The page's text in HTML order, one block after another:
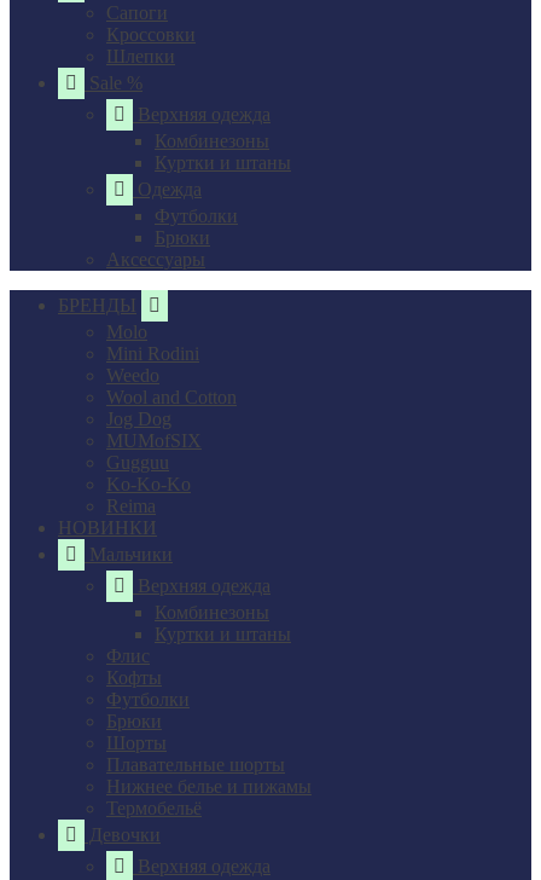
Сапоги
Кроссовки
Шлепки
Sale %
Верхняя одежда
Комбинезоны
Куртки и штаны
Одежда
Футболки
Брюки
Аксессуары
БРЕНДЫ
Molo
Mini Rodini
Weedo
Wool and Cotton
Jog Dog
MUMofSIX
Gugguu
Ko-Ko-Ko
Reima
НОВИНКИ
Мальчики
Верхняя одежда
Комбинезоны
Куртки и штаны
Флис
Кофты
Футболки
Брюки
Шорты
Плавательные шорты
Нижнее белье и пижамы
Термобельё
Девочки
Верхняя одежда